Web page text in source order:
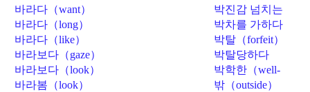
바라다（want）
바라다（long）
바라다（like）
바라보다（gaze）
바라보다（look）
바라봄（look）
박진감 넘치는
（suspenseful）
박차를 가하다
（accelerate）
박탈（forfeit）
박탈당하다
（forfeit）
박학한（well-
read）
밖（outside）